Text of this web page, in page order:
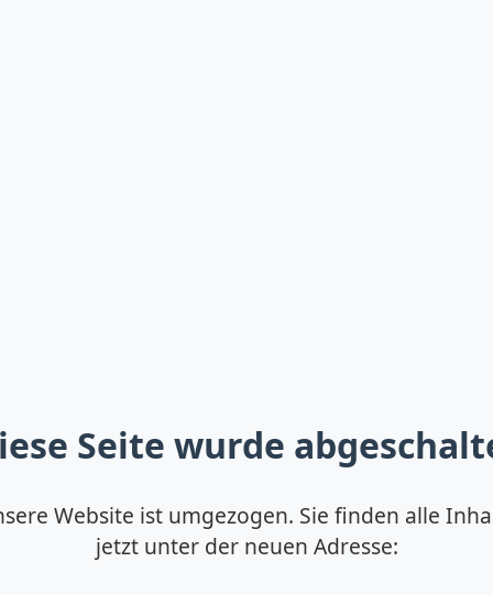
Seite wurde
Website ist umgezogen. Sie finden alle
jetzt unter der neuen Adresse: